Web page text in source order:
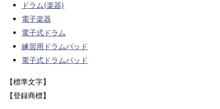
ドラム(楽器)
電子楽器
電子式ドラム
練習用ドラムパッド
電子式ドラムパッド
【標準文字】
【登録商標】